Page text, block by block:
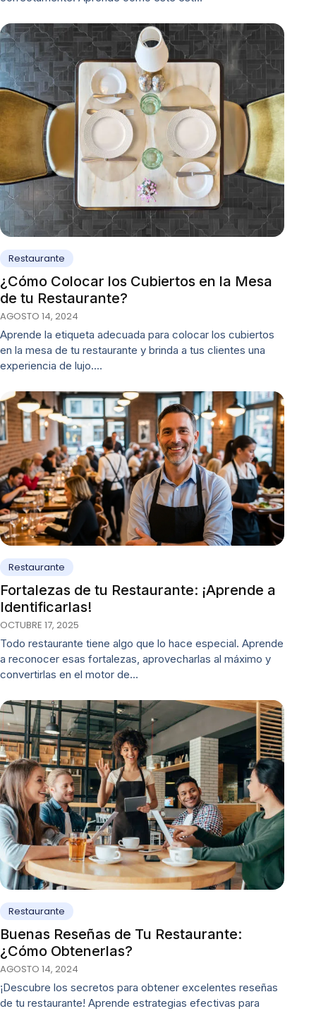
Restaurante
¿Cómo Colocar los Cubiertos en la Mesa
de tu Restaurante?
AGOSTO 14, 2024
Aprende la etiqueta adecuada para colocar los cubiertos
en la mesa de tu restaurante y brinda a tus clientes una
experiencia de lujo.…
Restaurante
Fortalezas de tu Restaurante: ¡Aprende a
Identificarlas!
OCTUBRE 17, 2025
Todo restaurante tiene algo que lo hace especial. Aprende
a reconocer esas fortalezas, aprovecharlas al máximo y
convertirlas en el motor de…
Restaurante
Buenas Reseñas de Tu Restaurante:
¿Cómo Obtenerlas?
AGOSTO 14, 2024
¡Descubre los secretos para obtener excelentes reseñas
de tu restaurante! Aprende estrategias efectivas para